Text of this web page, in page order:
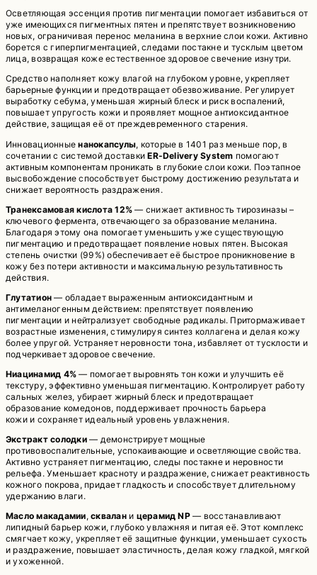
Осветляющая эссенция против пигментации помогает избавиться от
уже имеющихся пигментных пятен и препятствует возникновению
новых, ограничивая перенос меланина в верхние слои кожи. Активно
борется с гиперпигментацией, следами постакне и тусклым цветом
лица, возвращая коже естественное здоровое свечение изнутри.
Средство наполняет кожу влагой на глубоком уровне, укрепляет
барьерные функции и предотвращает обезвоживание. Регулирует
выработку себума, уменьшая жирный блеск и риск воспалений,
повышает упругость кожи и проявляет мощное антиоксидантное
действие, защищая её от преждевременного старения.
Инновационныенанокапсулы, которые в 1401 раз меньше пор, в
сочетании с системой доставкиER-Delivery System помогают
активным компонентам проникать в глубокие слои кожи. Поэтапное
высвобождение способствует быстрому достижению результата и
снижает вероятность раздражения.
Транексамовая кислота 12%— снижает активность тирозиназы –
ключевого фермента, отвечающего за образование меланина.
Благодаря этому она помогает уменьшить уже существующую
пигментацию и предотвращает появление новых пятен. Высокая
степень очистки (99%) обеспечивает её быстрое проникновение в
кожу без потери активности и максимальную результативность
действия.
Глутатион — обладает выраженным антиоксидантным и
антимеланогенным действием: препятствует появлению
пигментации и нейтрализует свободные радикалы. Притормаживает
возрастные изменения, стимулируя синтез коллагена и делая кожу
более упругой. Устраняет неровности тона, избавляет от тусклости и
подчеркивает здоровое свечение.
Ниацинамид 4% — помогает выровнять тон кожи и улучшить её
текстуру, эффективно уменьшая пигментацию. Контролирует работу
сальных желез, убирает жирный блеск и предотвращает
образование комедонов, поддерживает прочность барьера
кожи и сохраняет идеальный уровень увлажнения.
Экстракт солодки— демонстрирует мощные
противовоспалительные, успокаивающие и осветляющие свойства.
Активно устраняет пигментацию, следы постакне и неровности
рельефа. Уменьшает красноту и раздражение, снижает реактивность
кожного покрова, придает гладкость и способствует длительному
удержанию влаги.
Масло макадамии,сквалани церамид NP— восстанавливают
липидный барьер кожи, глубоко увлажняя и питая её. Этот комплекс
смягчает кожу, укрепляет её защитные функции, уменьшает сухость
и раздражение, повышает эластичность, делая кожу гладкой, мягкой
и ухоженной.